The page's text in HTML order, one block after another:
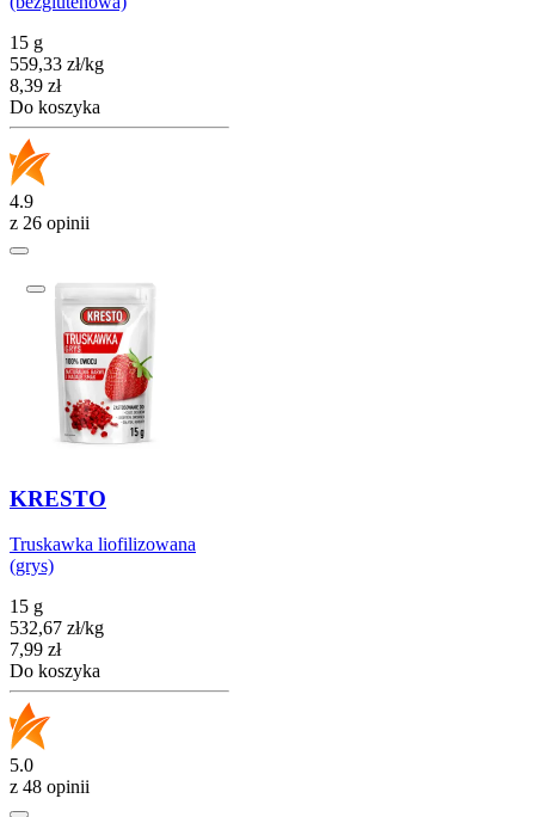
15 g
559,33 zł/kg
Cena
8,39 zł
Do koszyka
4.9
z 26 opinii
KRESTO
Truskawka liofilizowana
(grys)
15 g
532,67 zł/kg
Cena
7,99 zł
Do koszyka
5.0
z 48 opinii